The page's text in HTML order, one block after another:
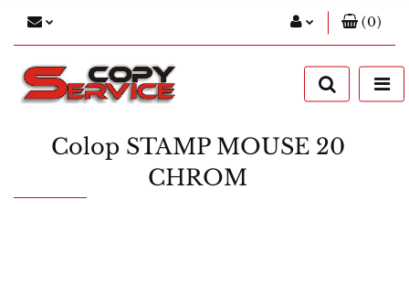
Zaloguj się
Zarejestruj się
(0)
Colop STAMP MOUSE 20
CHROM